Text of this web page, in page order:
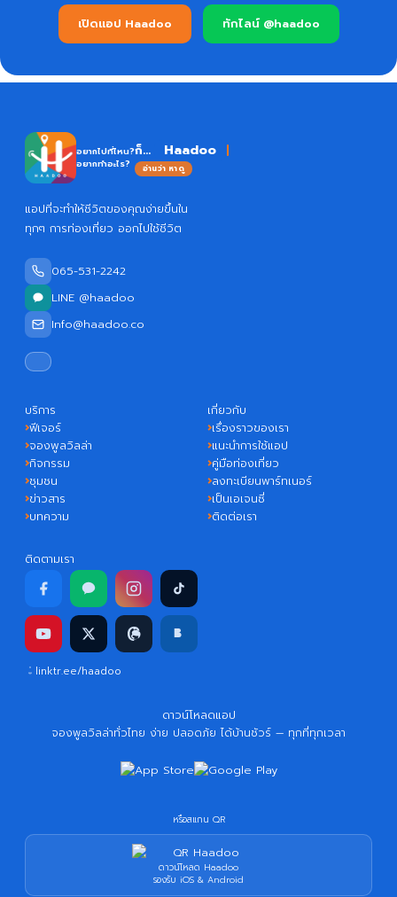
เปิดแอป Haadoo ทักไลน์ @haadoo
อยากไปที่ไหน?
อยากทำอะไร?
ก็... Ha
อ่านว่า หาดู
แอปที่จะทำให้ชีวิตของคุณง่ายขึ้นใน
ทุกๆ การท่องเที่ยว ออกไปใช้ชีวิต
065-531-2242
LINE @haadoo
Info@haadoo.co
บริการ
ฟีเจอร์
จองพูลวิลล่า
กิจกรรม
ชุมชน
ข่าวสาร
บทความ
เกี่ยวกับ
เรื่องราวของเรา
แนะนำการใช้แอป
คู่มือท่องเที่ยว
ลงทะเบียนพาร์ทเนอร์
เป็นเอเจนซี่
ติดต่อเรา
ติดตามเรา
linktr.ee/haadoo
ดาวน์โหลดแอป
จองพูลวิลล่าทั่วไทย ง่าย ปลอดภัย ได้บ้านชัวร์ — ทุกที่ทุกเวลา
หรือสแกน QR
ดาวน์โหลด Haadoo
รองรับ iOS & Android